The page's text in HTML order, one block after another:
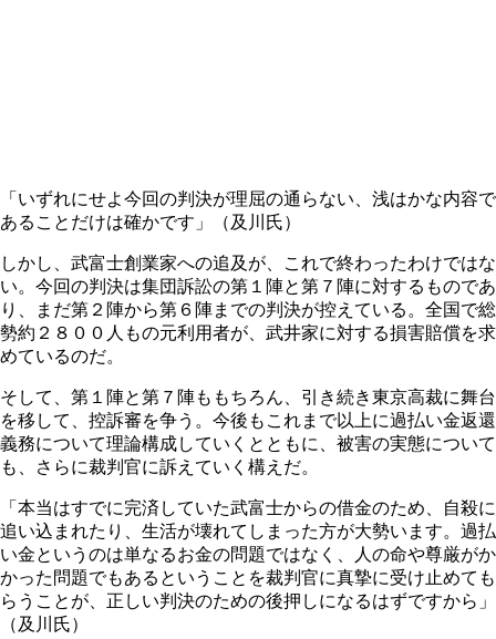
「いずれにせよ今回の判決が理屈の通らない、浅はかな内容で
あることだけは確かです」（及川氏）
しかし、武富士創業家への追及が、これで終わったわけではな
い。今回の判決は集団訴訟の第１陣と第７陣に対するものであ
り、まだ第２陣から第６陣までの判決が控えている。全国で総
勢約２８００人もの元利用者が、武井家に対する損害賠償を求
めているのだ。
そして、第１陣と第７陣ももちろん、引き続き東京高裁に舞台
を移して、控訴審を争う。今後もこれまで以上に過払い金返還
義務について理論構成していくとともに、被害の実態について
も、さらに裁判官に訴えていく構えだ。
「本当はすでに完済していた武富士からの借金のため、自殺に
追い込まれたり、生活が壊れてしまった方が大勢います。過払
い金というのは単なるお金の問題ではなく、人の命や尊厳がか
かった問題でもあるということを裁判官に真摯に受け止めても
らうことが、正しい判決のための後押しになるはずですから」
（及川氏）